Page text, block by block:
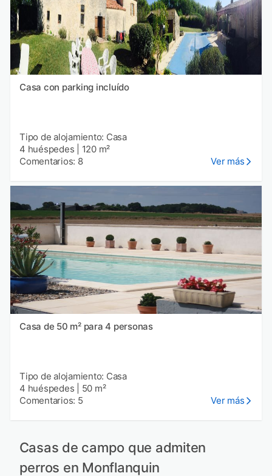
Casa con parking incluído
Tipo de alojamiento: Casa
4 huéspedes
120 m²
Comentarios: 8
Ver más
Casa de 50 m² para 4 personas
Tipo de alojamiento: Casa
4 huéspedes
50 m²
Comentarios: 5
Ver más
Casas de campo que admiten
perros en Monflanquin